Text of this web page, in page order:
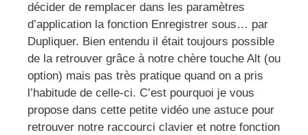
décider de remplacer dans les paramètres
d’application la fonction Enregistrer sous… par
Dupliquer. Bien entendu il était toujours possible
de la retrouver grâce à notre chère touche Alt (ou
option) mais pas très pratique quand on a pris
l’habitude de celle-ci. C’est pourquoi je vous
propose dans cette petite vidéo une astuce pour
retrouver notre raccourci clavier et notre fonction